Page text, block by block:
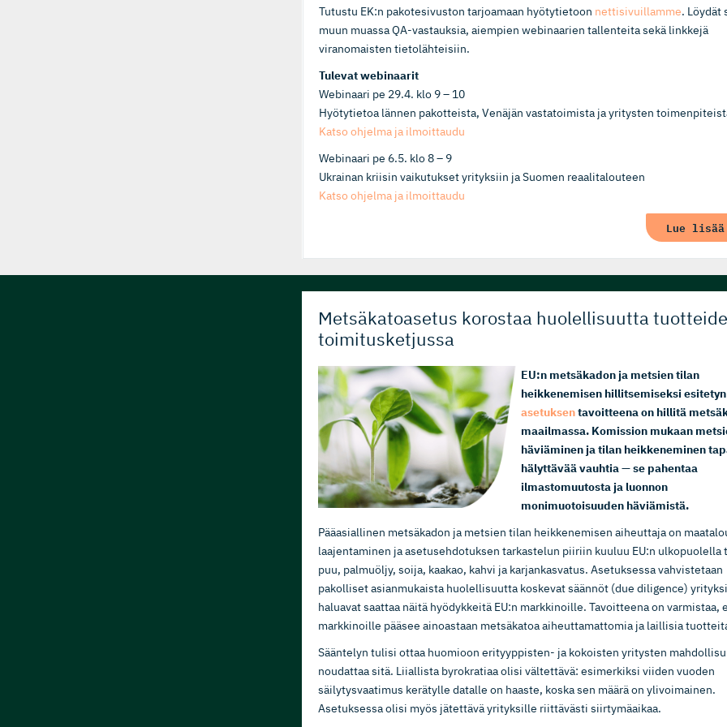
Tutustu EK:n pakotesivuston tarjoamaan hyötytietoon nettisivuillamme. Löydät
muun muassa QA-vastauksia, aiempien webinaarien tallenteita sekä linkkejä
viranomaisten tietolähteisiin.
Tulevat webinaarit
Webinaari pe 29.4. klo 9 – 10
Hyötytietoa lännen pakotteista, Venäjän vastatoimista ja yritysten
Katso ohjelma ja ilmoittaudu
Webinaari pe 6.5. klo 8 – 9
Ukrainan kriisin vaikutukset yrityksiin ja Suomen reaalitalouteen
Katso ohjelma ja ilmoittaudu
Lue
Metsäkatoasetus korostaa huolellisuutta
toimitusketjussa
EU:n metsäkadon ja metsien tilan
heikkenemisen hillitsemiseksi esitetyn
asetuksentavoitteena on hillitä
maailmassa. Komission mukaan
häviäminen ja tilan heikkeneminen
hälyttävää vauhtia — se pahentaa
ilmastomuutosta ja luonnon
monimuotoisuuden häviämistä.
Pääasiallinen metsäkadon ja metsien tilan heikkenemisen aiheuttaja on
laajentaminen ja asetusehdotuksen tarkastelun piiriin kuuluu EU:n ulkopuolella
puu, palmuöljy, soija, kaakao, kahvi ja karjankasvatus. Asetuksessa vahvistetaan
pakolliset asianmukaista huolellisuutta koskevat säännöt (due diligence)
haluavat saattaa näitä hyödykkeitä EU:n markkinoille. Tavoitteena on varmistaa,
markkinoille pääsee ainoastaan metsäkatoa aiheuttamattomia ja laillisia
Sääntelyn tulisi ottaa huomioon erityyppisten- ja kokoisten yritysten
noudattaa sitä. Liiallista byrokratiaa olisi vältettävä: esimerkiksi viiden vuoden
säilytysvaatimus kerätylle datalle on haaste, koska sen määrä on ylivoimainen.
Asetuksessa olisi myös jätettävä yrityksille riittävästi siirtymäaikaa.